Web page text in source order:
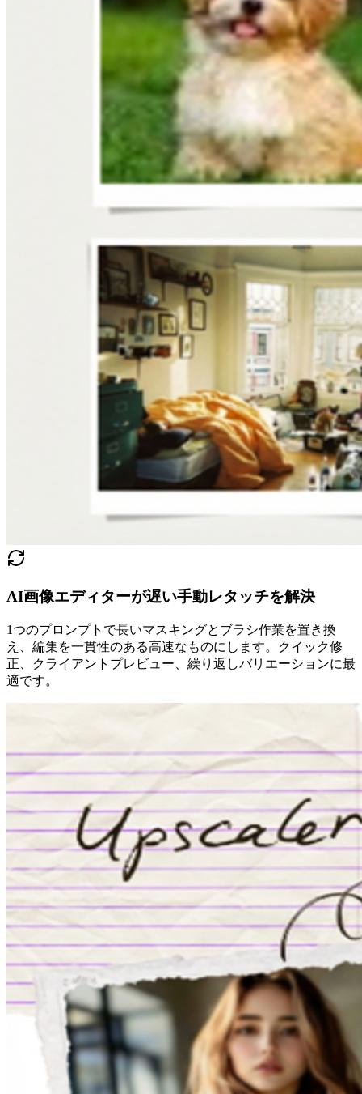
AI画像エディターが遅い手動レタッチを解決
1つのプロンプトで長いマスキングとブラシ作業を置き換
え、編集を一貫性のある高速なものにします。クイック修
正、クライアントプレビュー、繰り返しバリエーションに最
適です。